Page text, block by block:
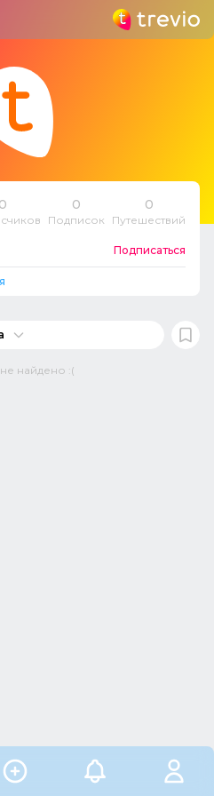
0 0
Подписок
0
Путешествий
Подписаться
найдено :(